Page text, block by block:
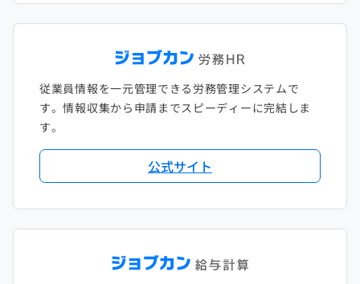
従業員情報を一元管理できる労務管理システムで
す。情報収集から申請までスピーディーに完結しま
す。
公式サイト